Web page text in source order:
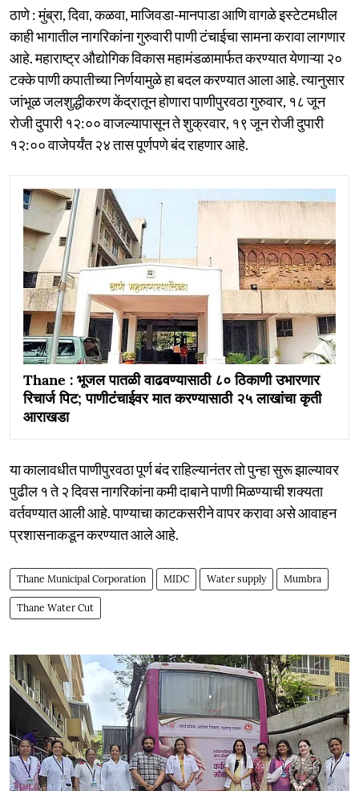
ठाणे : मुंब्रा, दिवा, कळवा, माजिवडा-मानपाडा आणि वागळे इस्टेटमधील
काही भागातील नागरिकांना गुरुवारी पाणी टंचाईचा सामना करावा लागणार
आहे. महाराष्ट्र औद्योगिक विकास महामंडळामार्फत करण्यात येणाऱ्या २०
टक्के पाणी कपातीच्या निर्णयामुळे हा बदल करण्यात आला आहे. त्यानुसार
जांभूळ जलशुद्धीकरण केंद्रातून होणारा पाणीपुरवठा गुरुवार, १८ जून
रोजी दुपारी १२:०० वाजल्यापासून ते शुक्रवार, १९ जून रोजी दुपारी
१२:०० वाजेपर्यंत २४ तास पूर्णपणे बंद राहणार आहे.
Thane : भूजल पातळी वाढवण्यासाठी ८० ठिकाणी उभारणार
रिचार्ज पिट; पाणीटंचाईवर मात करण्यासाठी २५ लाखांचा कृती
आराखडा
या कालावधीत पाणीपुरवठा पूर्ण बंद राहिल्यानंतर तो पुन्हा सुरू झाल्यावर
पुढील १ ते २ दिवस नागरिकांना कमी दाबाने पाणी मिळण्याची शक्यता
वर्तवण्यात आली आहे. पाण्याचा काटकसरीने वापर करावा असे आवाहन
प्रशासनाकडून करण्यात आले आहे.
Thane Municipal Corporation MIDC Water supply Mumbra
Thane Water Cut